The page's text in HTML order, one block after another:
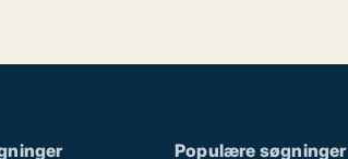
Populære søgninger